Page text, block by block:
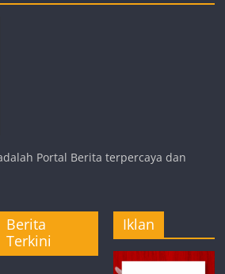
Portal Berita terpercaya dan
Berita
Terkini
Iklan